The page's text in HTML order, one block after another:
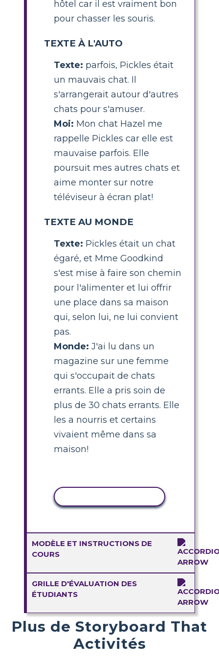
hôtel car il est vraiment bon
pour chasser les souris.
TEXTE À L'AUTO
Texte: parfois, Pickles était
un mauvais chat. Il
s'arrangerait autour d'autres
chats pour s'amuser.
Moi: Mon chat Hazel me
rappelle Pickles car elle est
mauvaise parfois. Elle
poursuit mes autres chats et
aime monter sur notre
téléviseur à écran plat!
TEXTE AU MONDE
Texte: Pickles était un chat
égaré, et Mme Goodkind
s'est mise à faire son chemin
pour l'alimenter et lui offrir
une place dans sa maison
qui, selon lui, ne lui convient
pas.
Monde: J'ai lu dans un
magazine sur une femme
qui s'occupait de chats
errants. Elle a pris soin de
plus de 30 chats errants. Elle
les a nourris et certains
vivaient même dans sa
maison!
MODÈLE ET INSTRUCTIONS DE
COURS
GRILLE D'ÉVALUATION DES
ÉTUDIANTS
Plus de Storyboard That
Activités